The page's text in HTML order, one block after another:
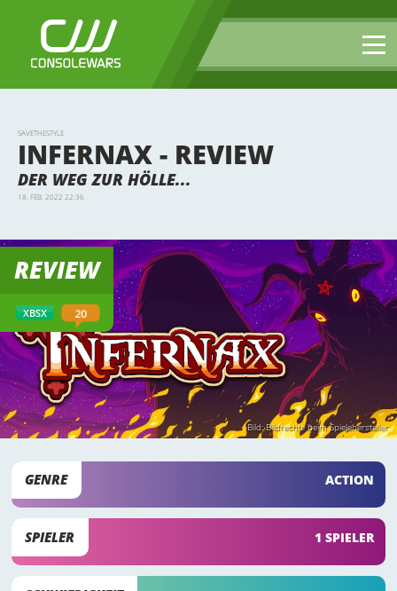
SAVETHESTYLE
INFERNAX - REVIEW
DER WEG ZUR HÖLLE...
18. FEB. 2022 22:36
Bild: Bildrechte beim Spielehersteller
REVIEW
XBSX 20
GENRE ACTION
SPIELER 1 SPIELER